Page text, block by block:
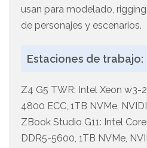
usan para modelado,
de personajes y escenarios.
Estaciones de trabajo:
Z4 G5 TWR: Intel Xeon w3-
4800 ECC, 1TB NVMe,
ZBook Studio G11: Intel
DDR5-5600, 1TB NVMe,